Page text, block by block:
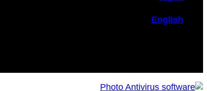
English